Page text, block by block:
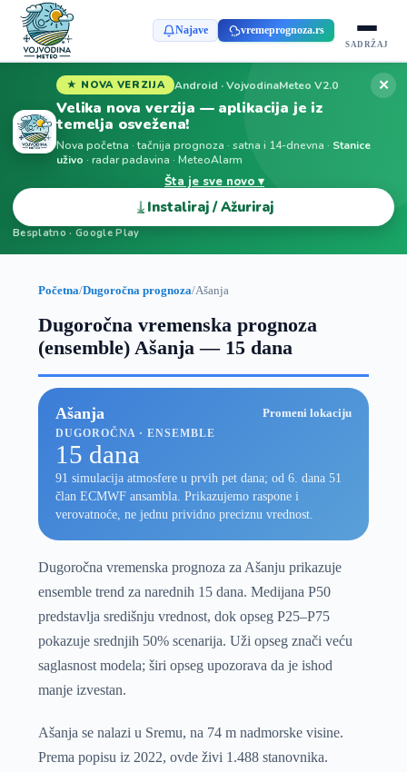
Najave vremeprognoza.rs
SADRŽAJ
★ NOVA VERZIJA Android · VojvodinaMeteo V2.0
Velika nova verzija — aplikacija je iz
temelja osvežena!
Nova početna · tačnija prognoza · satna i 14-dnevna · Stanice
uživo · radar padavina · MeteoAlarm
Šta je sve novo ▾
⤓ Instaliraj / Ažuriraj
Besplatno · Google Play
✕
Početna/Dugoročna prognoza/Ašanja
Dugoročna vremenska prognoza
(ensemble) Ašanja — 15 dana
Ašanja Promeni lokaciju
DUGOROČNA · ENSEMBLE
15 dana
91 simulacija atmosfere u prvih pet dana; od 6. dana 51
član ECMWF ansambla. Prikazujemo raspone i
verovatnoće, ne jednu prividno preciznu vrednost.
Dugoročna vremenska prognoza za Ašanju prikazuje
ensemble trend za narednih 15 dana. Medijana P50
predstavlja središnju vrednost, dok opseg P25–P75
pokazuje srednjih 50% scenarija. Uži opseg znači veću
saglasnost modela; širi opseg upozorava da je ishod
manje izvestan.
Ašanja se nalazi u Sremu, na 74 m nadmorske visine.
Prema popisu iz 2022, ovde živi 1.488 stanovnika.